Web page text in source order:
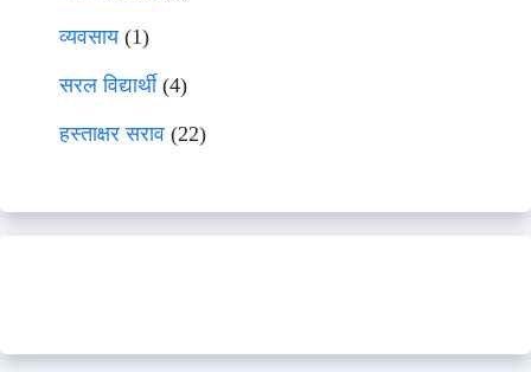
व्यवसाय(1)
सरल विद्यार्थी(4)
हस्ताक्षर सराव (22)